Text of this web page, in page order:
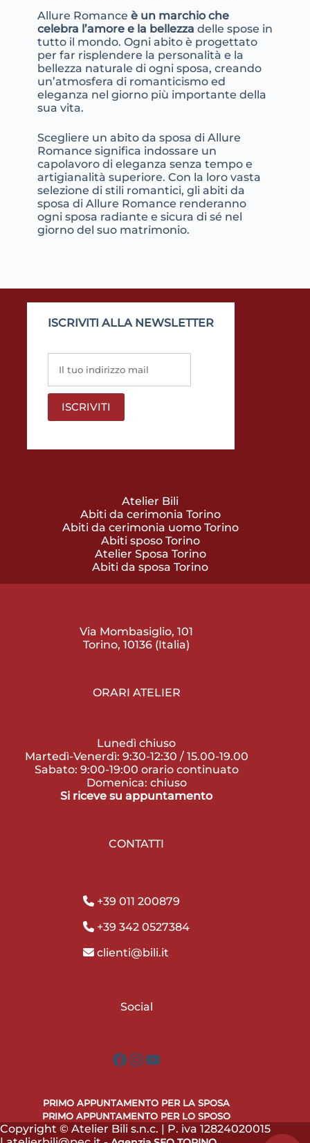
Allure Romance è un marchio che
celebra l’amore e la bellezza delle spose in
tutto il mondo. Ogni abito è progettato
per far risplendere la personalità e la
bellezza naturale di ogni sposa, creando
un’atmosfera di romanticismo ed
eleganza nel giorno più importante della
sua vita.
Scegliere un abito da sposa di Allure
Romance significa indossare un
capolavoro di eleganza senza tempo e
artigianalità superiore. Con la loro vasta
selezione di stili romantici, gli abiti da
sposa di Allure Romance renderanno
ogni sposa radiante e sicura di sé nel
giorno del suo matrimonio.
ISCRIVITI ALLA NEWSLETTER
Atelier Bili
Abiti da cerimonia Torino
Abiti da cerimonia uomo Torino
Abiti sposo Torino
Atelier Sposa Torino
Abiti da sposa Torino
Via Mombasiglio, 101
Torino, 10136 (Italia)
ORARI ATELIER
Lunedì chiuso
Martedì-Venerdì: 9:30-12:30 / 15.00-19.00
Sabato: 9:00-19:00 orario continuato
Domenica: chiuso
Si riceve su appuntamento
CONTATTI
+39 011 200879
+39 342 0527384
clienti@bili.it
Social
Facebook
Instagram
YouTube
PRIMO APPUNTAMENTO PER LA SPOSA
PRIMO APPUNTAMENTO PER LO SPOSO
Copyright © Atelier Bili s.n.c. | P. iva 12824020015